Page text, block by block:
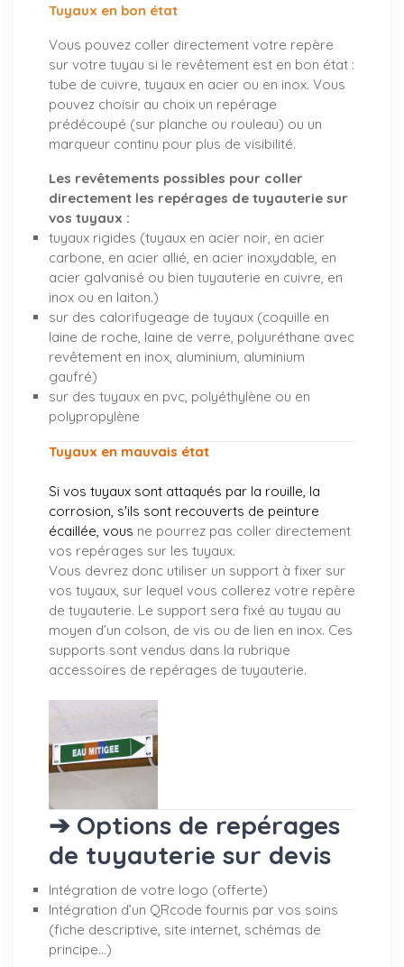
Tuyaux en bon état
Vous pouvez coller directement votre repère
sur votre tuyau si le revêtement est en bon état :
tube de cuivre, tuyaux en acier ou en inox. Vous
pouvez choisir au choix un repérage
prédécoupé (sur planche ou rouleau) ou un
marqueur continu pour plus de visibilité.
Les revêtements possibles pour coller
directement les repérages de tuyauterie sur
vos tuyaux :
tuyaux rigides (tuyaux en acier noir, en acier
carbone, en acier allié, en acier inoxydable, en
acier galvanisé ou bien tuyauterie en cuivre, en
inox ou en laiton.)
sur des calorifugeage de tuyaux (coquille en
laine de roche, laine de verre, polyuréthane avec
revêtement en inox, aluminium, aluminium
gaufré)
sur des tuyaux en pvc, polyéthylène ou en
polypropylène
Tuyaux en mauvais état
Si vos tuyaux sont attaqués par la rouille, la
corrosion, s'ils sont recouverts de peinture
écaillée, vous ne pourrez pas coller directement
vos repérages sur les tuyaux.
Vous devrez donc utiliser un support à fixer sur
vos tuyaux, sur lequel vous collerez votre repère
de tuyauterie. Le support sera fixé au tuyau au
moyen d’un colson, de vis ou de lien en inox. Ces
supports sont vendus dans la rubrique
accessoires de repérages de tuyauterie.
➔ Options de repérages
de tuyauterie sur devis
Intégration de votre logo (offerte)
Intégration d’un QRcode fournis par vos soins
(fiche descriptive, site internet, schémas de
principe…)